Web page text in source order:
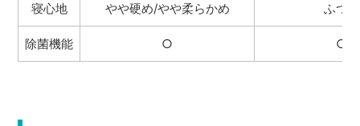
寝心地 やや硬め/やや柔らかめ ふつう
除菌機能 ○ ○